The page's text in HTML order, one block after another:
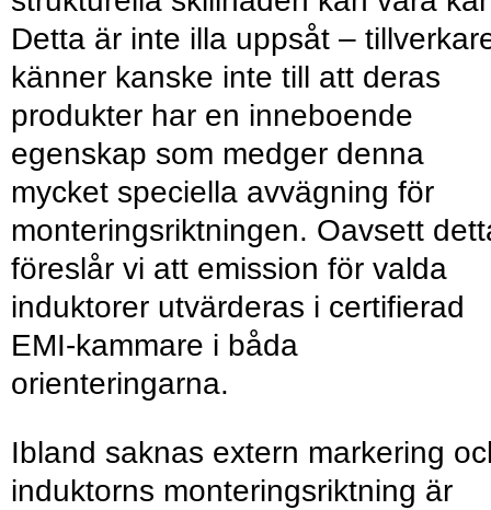
Detta är inte illa uppsåt –
känner kanske inte till att deras
produkter har en inneboende
egenskap som medger denna
mycket speciella avvägning för
monteringsriktningen. Oavsett
föreslår vi att emission för valda
induktorer utvärderas i certifierad
EMI-kammare i båda
orienteringarna.
Ibland saknas extern markering
induktorns monteringsriktning är